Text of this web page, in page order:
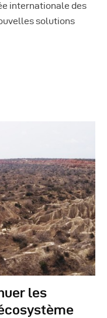
internationale des
solutions
les